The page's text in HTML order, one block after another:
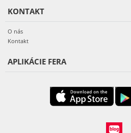
KONTAKT
O nás
Kontakt
APLIKÁCIE FERA